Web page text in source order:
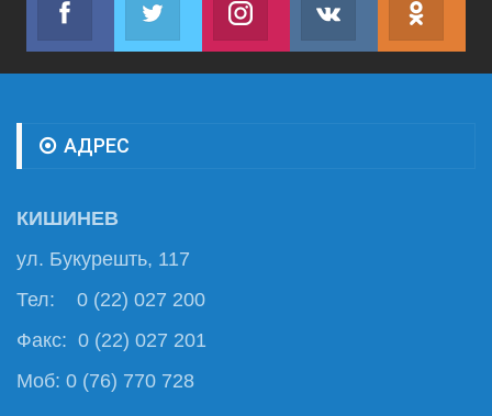
Join us on FacebookJoin us on TwitterJoin us on InstagramJoin us on VK
АДРЕС
КИШИНЕВ
ул. Букурешть, 117
Тел: 0 (22) 027 200
Факс: 0 (22) 027 201
Моб: 0 (76) 770 728